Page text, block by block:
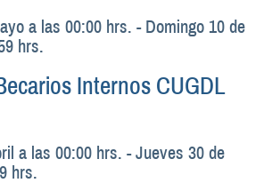
a las 00:00 hrs. - Domingo 10 de
hrs.
Internos CUGDL
a las 00:00 hrs. -Jueves 30 de
hrs.